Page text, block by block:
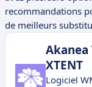
recommandations
de meilleurs
Akanea
XTENT
Logiciel